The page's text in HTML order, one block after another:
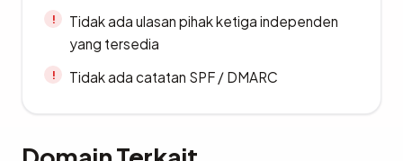
Tidak ada ulasan pihak ketiga independen
yang tersedia
Tidak ada catatan SPF / DMARC